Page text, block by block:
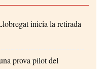
inicia la retirada
prova pilot del